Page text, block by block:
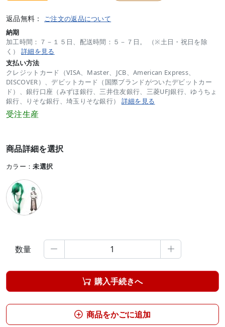
返品無料： ご注文の返品について
納期
加工時間：７－１５日、配送時間：５－７日。 （※土日・祝日を除
く） 詳細を見る
支払い方法
クレジットカード（VISA、Master、JCB、American Express、
DISCOVER）、デビットカード（国際ブランドがついたデビットカー
ド）、銀行口座（みずほ銀行、三井住友銀行、三菱UFJ銀行、ゆうちょ
銀行、りそな銀行、埼玉りそな銀行） 詳細を見る
受注生産
商品詳細を選択
カラー：未選択
数量  
 購入手続きへ
 商品をかごに追加